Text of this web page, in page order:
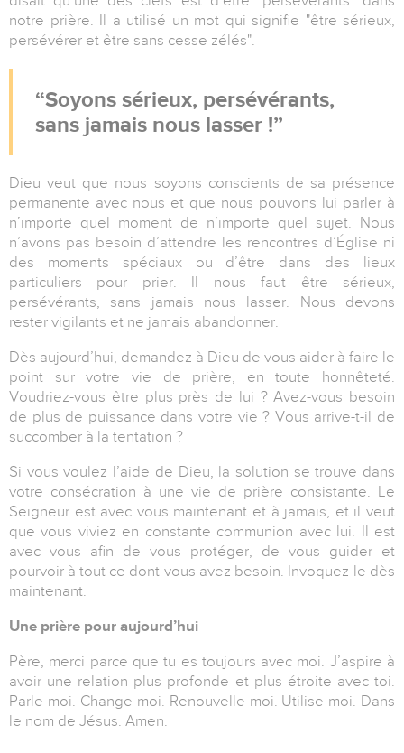
notre prière. Il a utilisé un mot qui signifie "être sérieux,
persévérer et être sans cesse zélés".
Soyons sérieux, persévérants,
sans jamais nous lasser !
Dieu veut que nous soyons conscients de sa présence
permanente avec nous et que nous pouvons lui parler à
n’importe quel moment de n’importe quel sujet. Nous
n’avons pas besoin d’attendre les rencontres d’Église ni
des moments spéciaux ou d’être dans des lieux
particuliers pour prier. Il nous faut être sérieux,
persévérants, sans jamais nous lasser. Nous devons
rester vigilants et ne jamais abandonner.
Dès aujourd’hui, demandez à Dieu de vous aider à faire le
point sur votre vie de prière, en toute honnêteté.
Voudriez-vous être plus près de lui ? Avez-vous besoin
de plus de puissance dans votre vie ? Vous arrive-t-il de
succomber à la tentation ?
Si vous voulez l’aide de Dieu, la solution se trouve dans
votre consécration à une vie de prière consistante. Le
Seigneur est avec vous maintenant et à jamais, et il veut
que vous viviez en constante communion avec lui. Il est
avec vous afin de vous protéger, de vous guider et
pourvoir à tout ce dont vous avez besoin. Invoquez-le dès
maintenant.
Une prière pour aujourd’hui
Père, merci parce que tu es toujours avec moi. J’aspire à
avoir une relation plus profonde et plus étroite avec toi.
Parle-moi. Change-moi. Renouvelle-moi. Utilise-moi. Dans
le nom de Jésus. Amen.